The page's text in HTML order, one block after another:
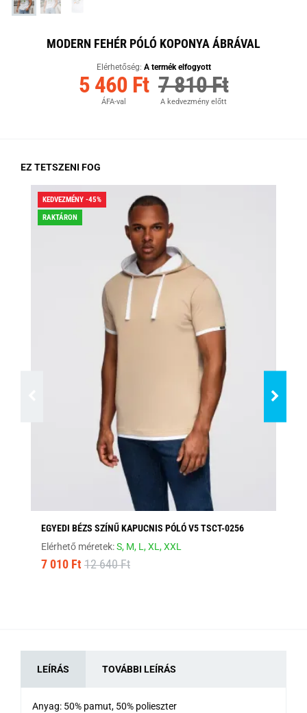
MODERN FEHÉR PÓLÓ KOPONYA ÁBRÁVAL
Elérhetőség: A termék elfogyott
5 460 Ft
ÁFA-val
7 810 Ft
A kedvezmény előtt
EZ TETSZENI FOG
KEDVEZMÉNY -45%
RAKTÁRON
EGYEDI BÉZS SZÍNŰ KAPUCNIS PÓLÓ V5 TSCT-0256
Elérhető méretek:S, M, L,XL,XXL
7 010 Ft 12 640 Ft
LEÍRÁS TOVÁBBI LEÍRÁS
Anyag: 50% pamut, 50% polieszter